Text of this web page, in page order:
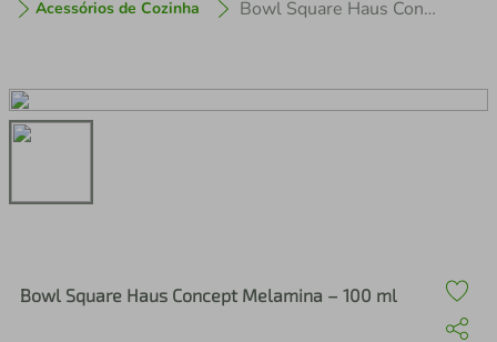
Acessórios de Cozinha
Bowl Square Haus Concept Melamina – 100 ml
Bowl Square Haus Concept Melamina – 100 ml
3º